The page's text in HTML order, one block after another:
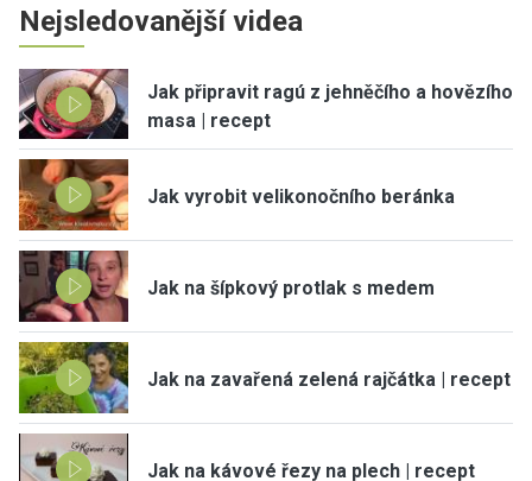
Nejsledovanější videa
Jak připravit ragú z jehněčího a hovězího
masa | recept
Jak vyrobit velikonočního beránka
Jak na šípkový protlak s medem
Jak na zavařená zelená rajčátka | recept
Jak na kávové řezy na plech | recept